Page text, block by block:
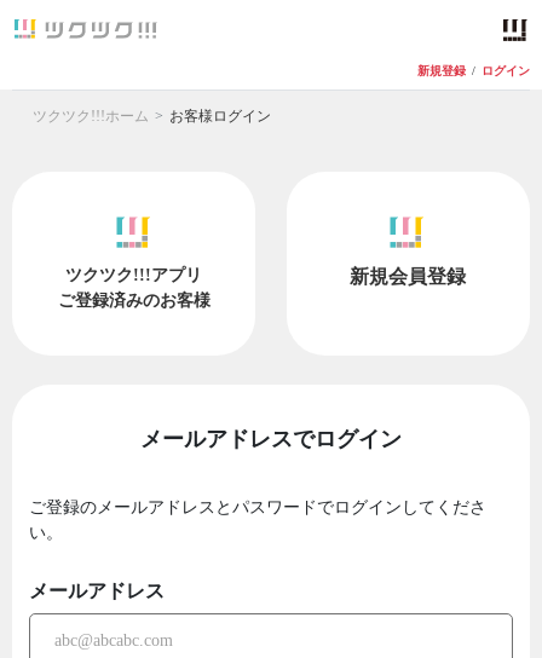
新規登録 / ログイン
ツクツク!!!ホーム お客様ログイン
ツクツク!!!アプリ
ご登録済みのお客様
新規会員登録
メールアドレスでログイン
ご登録のメールアドレスとパスワードでログインしてくださ
い。
メールアドレス